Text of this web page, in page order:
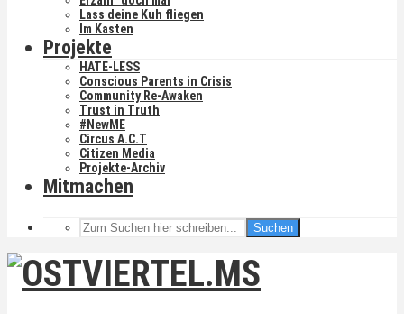
Lass deine Kuh fliegen
Im Kasten
Projekte
HATE-LESS
Conscious Parents in Crisis
Community Re-Awaken
Trust in Truth
#NewME
Circus A.C.T
Citizen Media
Projekte-Archiv
Mitmachen
Suchen